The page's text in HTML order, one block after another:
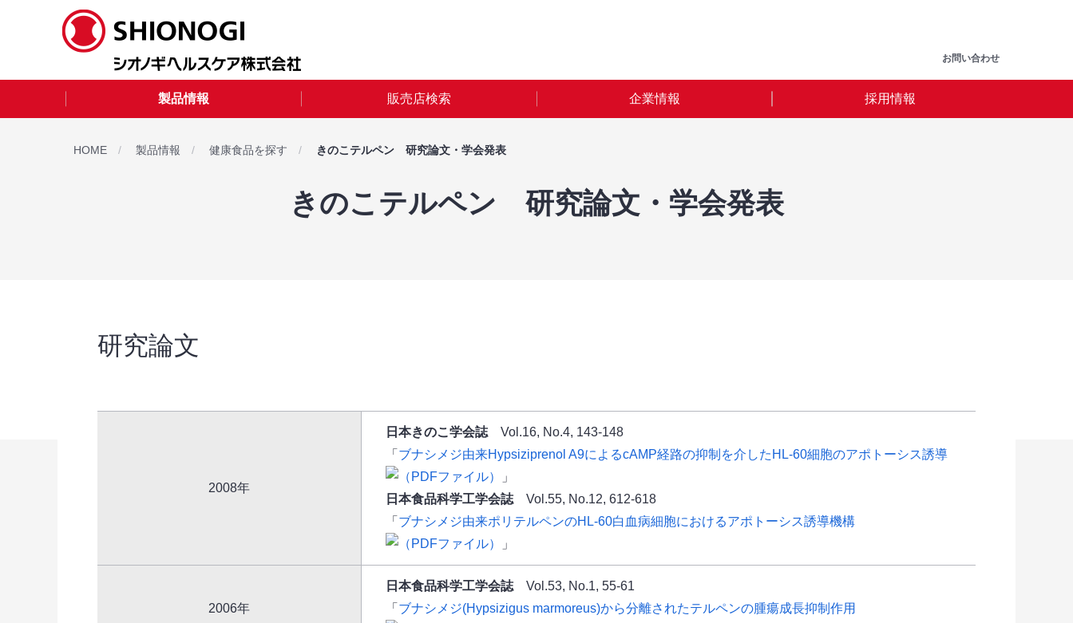
製品情報 販売店検索 企業情報 採用情報
お問い合わせ
HOME 製品情報 健康食品を探す きのこテルペン 研究論文・学会発表
きのこテルペン 研究論文・学会発表
研究論文
2008年
日本きのこ学会誌 Vol.16, No.4, 143-148
「 ブナシメジ由来Hypsiziprenol A9によるcAMP経路の抑制を介したHL-60細胞のアポトーシス誘導
」
日本食品科学工学会誌 Vol.55, No.12, 612-618
「 ブナシメジ由来ポリテルペンのHL-60白血病細胞におけるアポトーシス誘導機構
」
2006年
日本食品科学工学会誌 Vol.53, No.1, 55-61
「 ブナシメジ(Hypsizigus marmoreus)から分離されたテルペンの腫瘍成長抑制作用